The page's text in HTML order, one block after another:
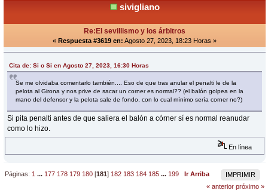
sivigliano
Re:El sevillismo y los árbitros
« Respuesta #3619 en: Agosto 27, 2023, 18:23 Horas »
Cita de: Si o Si en Agosto 27, 2023, 16:30 Horas
Se me olvidaba comentarlo también.... Eso de que tras anular el penalti le de la
pelota al Girona y nos prive de sacar un corner es normal?? (el balón golpea en la
mano del defensor y la pelota sale de fondo, con lo cual mínimo sería corner no?)
Si pita penalti antes de que saliera el balón a córner sí es normal reanudar
como lo hizo.
En línea
IMPRIMIR
Páginas: 1 ... 177 178 179 180 [181] 182 183 184 185 ... 199
Ir Arriba
« anterior próximo »